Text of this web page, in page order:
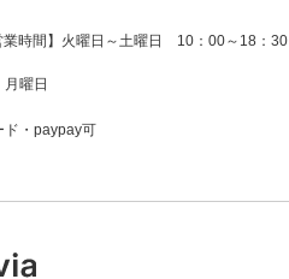
業時間】火曜日～土曜日 10：00～18：30
月曜日
ド・paypay可